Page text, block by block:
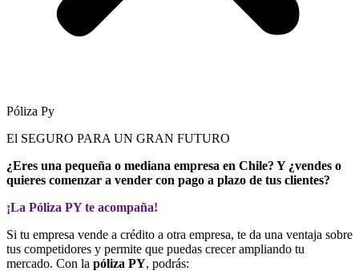
Póliza Py
El SEGURO PARA UN GRAN FUTURO
¿Eres una pequeña o mediana empresa en Chile? Y ¿vendes o
quieres comenzar a vender con pago a plazo de tus clientes?
¡La Póliza PY te acompaña!
Si tu empresa vende a crédito a otra empresa, te da una ventaja sobre
tus competidores y permite que puedas crecer ampliando tu
mercado. Con la póliza PY, podrás: